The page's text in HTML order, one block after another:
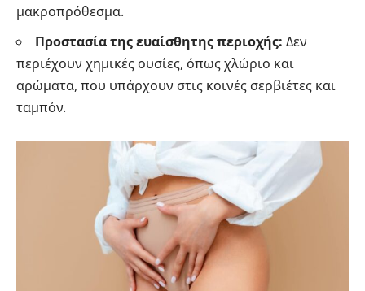
μακροπρόθεσμα.
Προστασία της ευαίσθητης περιοχής: Δεν
περιέχουν χημικές ουσίες, όπως χλώριο και
αρώματα, που υπάρχουν στις κοινές σερβιέτες και
ταμπόν.